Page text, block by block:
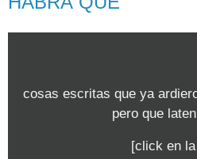
cosas escritas que ya
pero que
[click en la